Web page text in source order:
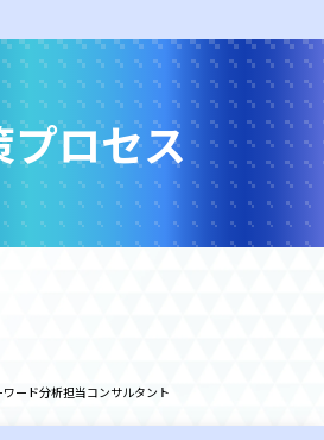
プロセス